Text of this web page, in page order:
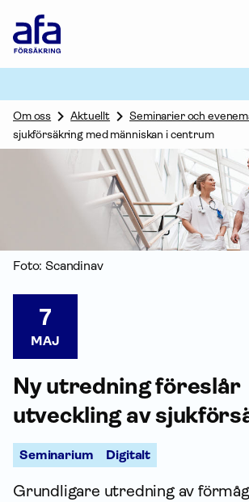
Försäkring
Om oss Aktuellt Seminarier och
sjukförsäkring med människan i centrum
Foto: Scandinav
7
MAJ
Ny utredning föreslår
utveckling av
Seminarium Digitalt
Grundligare utredning av